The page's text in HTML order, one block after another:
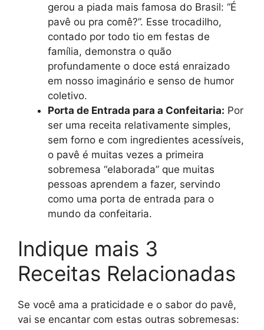
gerou a piada mais famosa do Brasil: “É
pavê ou pra comê?”. Esse trocadilho,
contado por todo tio em festas de
família, demonstra o quão
profundamente o doce está enraizado
em nosso imaginário e senso de humor
coletivo.
Porta de Entrada para a Confeitaria: Por
ser uma receita relativamente simples,
sem forno e com ingredientes acessíveis,
o pavê é muitas vezes a primeira
sobremesa “elaborada” que muitas
pessoas aprendem a fazer, servindo
como uma porta de entrada para o
mundo da confeitaria.
Indique mais 3
Receitas Relacionadas
Se você ama a praticidade e o sabor do pavê,
vai se encantar com estas outras sobremesas: